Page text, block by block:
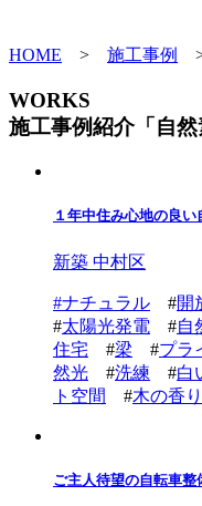
HOME > 施工事例
WORKS
施工事例紹介「自然
１年中住み心地の良
新築 中村区
#ナチュラル #開
#太陽光発電 #自
住宅 #梁 #プラ
然光 #洗練 #白
ト空間
#木の香り
ご主人待望の自転車整